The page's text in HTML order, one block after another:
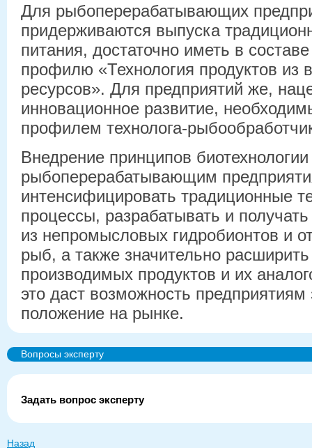
Для рыбоперерабатывающих
придерживаются выпуска
питания, достаточно иметь в
профилю «Технология продуктов из
ресурсов». Для предприятий же,
инновационное развитие,
профилем технолога-
Внедрение принципов
рыбоперерабатывающим
интенсифицировать традиционные
процессы, разрабатывать и
из непромысловых гидробионтов и
рыб, а также значительно
производимых продуктов и их
это даст возможность предприятиям
положение на рынке.
Вопросы эксперту
Задать вопрос эксперту
Назад